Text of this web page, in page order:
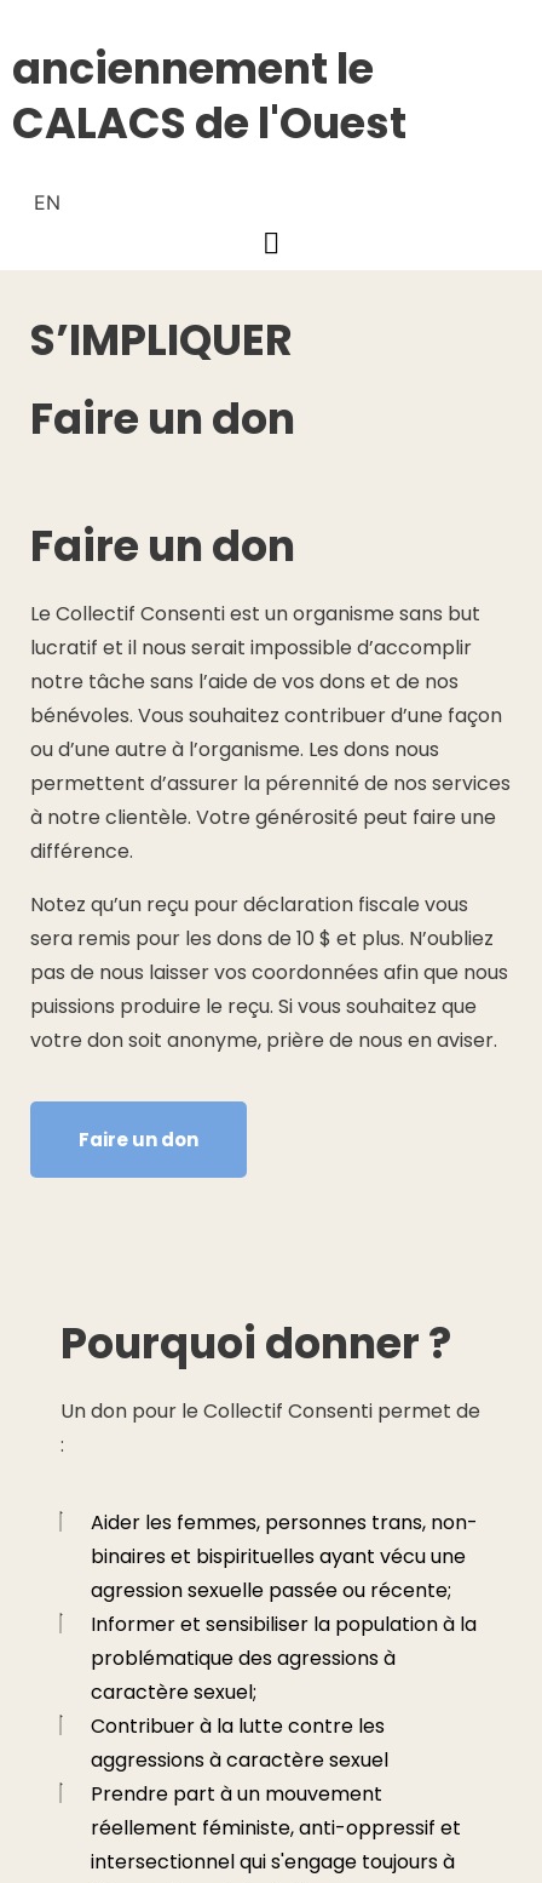
anciennement le
CALACS de l'Ouest
EN
S’IMPLIQUER
Faire un don
Faire un don
Le Collectif Consenti est un organisme sans but
lucratif et il nous serait impossible d’accomplir
notre tâche sans l’aide de vos dons et de nos
bénévoles. Vous souhaitez contribuer d’une façon
ou d’une autre à l’organisme. Les dons nous
permettent d’assurer la pérennité de nos services
à notre clientèle. Votre générosité peut faire une
différence.
Notez qu’un reçu pour déclaration fiscale vous
sera remis pour les dons de 10 $ et plus. N’oubliez
pas de nous laisser vos coordonnées afin que nous
puissions produire le reçu. Si vous souhaitez que
votre don soit anonyme, prière de nous en aviser.
Faire un don
Pourquoi donner ?
Un don pour le Collectif Consenti permet de
:
Aider les femmes, personnes trans, non-
binaires et bispirituelles ayant vécu une
agression sexuelle passée ou récente;
Informer et sensibiliser la population à la
problématique des agressions à
caractère sexuel;
Contribuer à la lutte contre les
aggressions à caractère sexuel
Prendre part à un mouvement
réellement féministe, anti-oppressif et
intersectionnel qui s'engage toujours à